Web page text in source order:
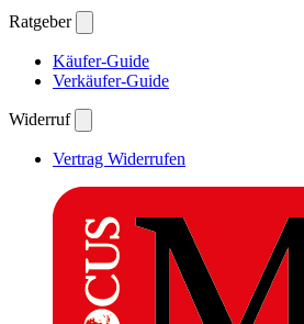
Ratgeber
Käufer-Guide
Verkäufer-Guide
Widerruf
Vertrag Widerrufen